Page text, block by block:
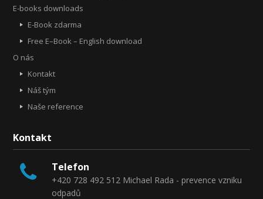
E-books downloads
E-Book zdarma
Free E–Book – English download
O nás
Kontakt
Náš tým
Naše reference
Kontakt
Telefon
+420 728 492 512 Michael Rada - prevence vzniku
odpadů